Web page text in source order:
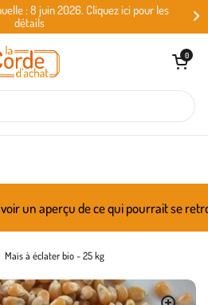
: 8 juin 2026. Cliquez ici pour les
détails
Ouvrir le
0
aperçu de ce qui pourrait se
Maïs à éclater bio - 25 kg